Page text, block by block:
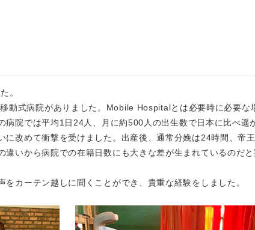
。
動式病院がありました。Mobile Hospitalとは必要時に必要な
病院では平均1日24人、月に約500人の出生数で日本に比べ遥
に改めて衝撃を受けました。出産後、通常分娩は24時間、帝
違いから病院での在籍日数にも大きな差が生まれているのだ
カーテン越しに聞くことができ、貴重な経験をしました。